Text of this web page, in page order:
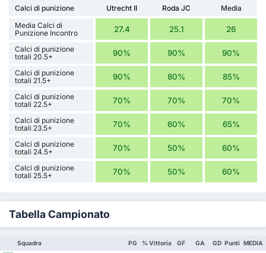
Calci di punizione Utrecht II Roda JC
Media
Media Calci di
Punizione Incontro
27.4 25.1 26
Calci di punizione
totali 20.5+
90% 90% 90%
Calci di punizione
totali 21.5+
90% 80% 85%
Calci di punizione
totali 22.5+
70% 70% 70%
Calci di punizione
totali 23.5+
70% 60% 65%
Calci di punizione
totali 24.5+
70% 50% 60%
Calci di punizione
totali 25.5+
70% 50% 60%
Tabella Campionato
Squadra PG % Vittoria GF GA GD Punti MEDIA